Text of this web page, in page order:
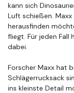
kann sich
Luft schießen.
herausfinden
fliegt. Für jeden Fall
dabei.
Forscher Maxx hat
Schlägerrucksack
ins kleinste Detail